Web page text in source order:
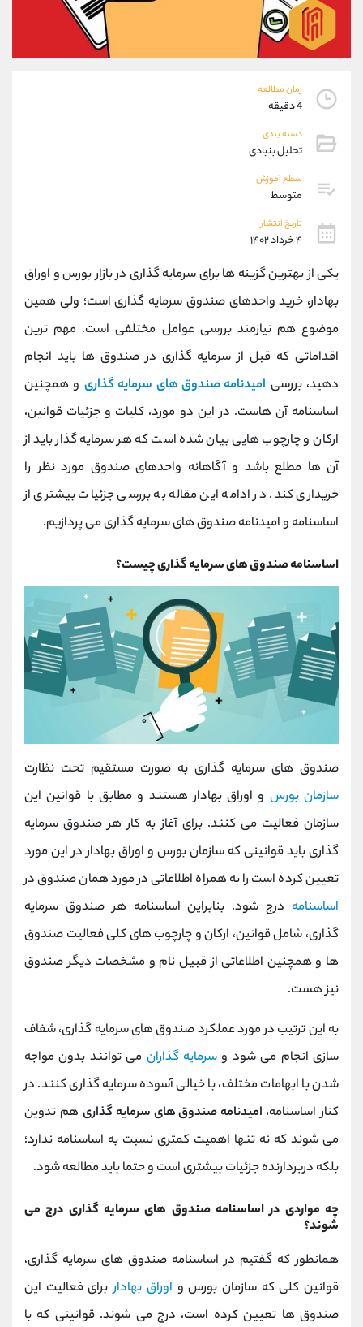
زمان مطالعه
4 دقیقه
دسته بندی
تحلیل بنیادی
سطح آموزش
متوسط
تاریخ انتشار
۴ خرداد ۱۴۰۲
یکی از بهترین گزینه ها برای سرمایه گذاری در بازار بورس و اوراق
بهادار، خرید واحدهای صندوق سرمایه گذاری است؛ ولی همین
موضوع هم نیازمند بررسی عوامل مختلفی است. مهم ترین
اقداماتی که قبل از سرمایه گذاری در صندوق ها باید انجام
دهید، بررسی امیدنامه صندوق های سرمایه گذاری و همچنین
اساسنامه آن هاست. در این دو مورد، کلیات و جزئیات قوانین،
ارکان و چارچوب هایی بیان شده است که هر سرمایه گذار باید از
آن ها مطلع باشد و آگاهانه واحدهای صندوق مورد نظر را
خریداری کند. در ادامه این مقاله به بررسی جزئیات بیشتری از
اساسنامه و امیدنامه صندوق های سرمایه گذاری می پردازیم.
اساسنامه صندوق های سرمایه گذاری چیست؟
صندوق های سرمایه گذاری به صورت مستقیم تحت نظارت
سازمان بورس و اوراق بهادار هستند و مطابق با قوانین این
سازمان فعالیت می کنند. برای آغاز به کار هر صندوق سرمایه
گذاری باید قوانینی که سازمان بورس و اوراق بهادار در این مورد
تعیین کرده است را به همراه اطلاعاتی در مورد همان صندوق در
اساسنامه درج شود. بنابراین اساسنامه هر صندوق سرمایه
گذاری، شامل قوانین، ارکان و چارچوب های کلی فعالیت صندوق
ها و همچنین اطلاعاتی از قبیل نام و مشخصات دیگر صندوق
نیز هست.
به این ترتیب در مورد عملکرد صندوق های سرمایه گذاری، شفاف
سازی انجام می شود و سرمایه گذاران می توانند بدون مواجه
شدن با ابهامات مختلف، با خیالی آسوده سرمایه گذاری کنند. در
کنار اساسنامه، امیدنامه صندوق های سرمایه گذاری هم تدوین
می شوند که نه تنها اهمیت کمتری نسبت به اساسنامه ندارد؛
بلکه دربردارنده جزئیات بیشتری است و حتما باید مطالعه شود.
چه مواردی در اساسنامه صندوق های سرمایه گذاری درج می
شوند؟
همانطور که گفتیم در اساسنامه صندوق های سرمایه گذاری،
قوانین کلی که سازمان بورس و اوراق بهاداربرای فعالیت این
صندوق ها تعیین کرده است، درج می شوند. قوانینی که با
09304891085
واتساپ شروع گفتگو
تلگرام @Armteam_admin_103
پشتیبان فروش
موبایل
واتساپ
داخلی
اطلاعات تماس (دفتر فروش)
تلفن 021-22021030
بدون پیش شماره 90001030
اینستاگرام @alireza.mehrabii
کانال تلگرام @alirezamehrabi_com